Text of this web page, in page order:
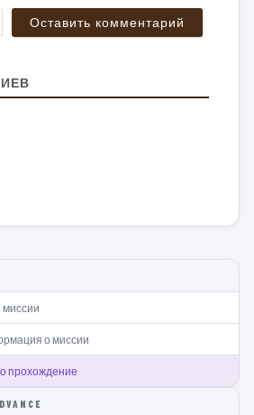
о миссии
прохождение